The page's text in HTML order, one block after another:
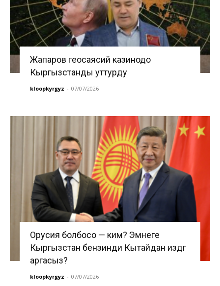
Жапаров геосаясий казинодо
Кыргызстанды уттурду
kloopkyrgyz - 07/07/2026
Орусия болбосо — ким? Эмнеге
Кыргызстан бензинди Кытайдан издөөгө
аргасыз?
kloopkyrgyz - 07/07/2026